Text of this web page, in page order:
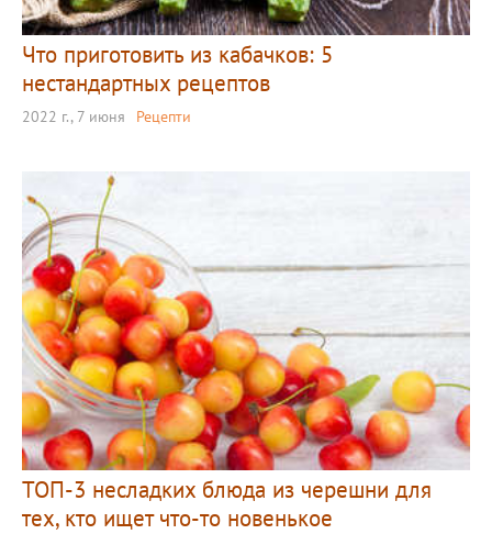
Что приготовить из кабачков: 5
нестандартных рецептов
2022 г., 7 июня Рецепти
ТОП-3 несладких блюда из черешни для
тех, кто ищет что-то новенькое